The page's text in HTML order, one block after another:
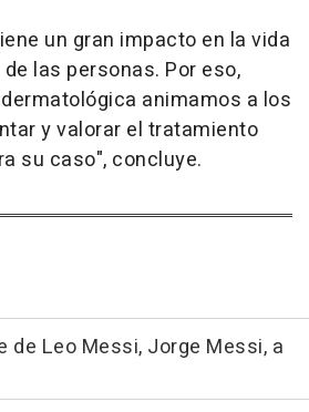
un gran impacto en la vida
las personas. Por eso,
animamos a los
y valorar el tratamiento
su caso", concluye.
de Leo Messi, Jorge Messi, a